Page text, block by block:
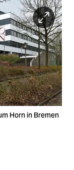
Horn in Bremen